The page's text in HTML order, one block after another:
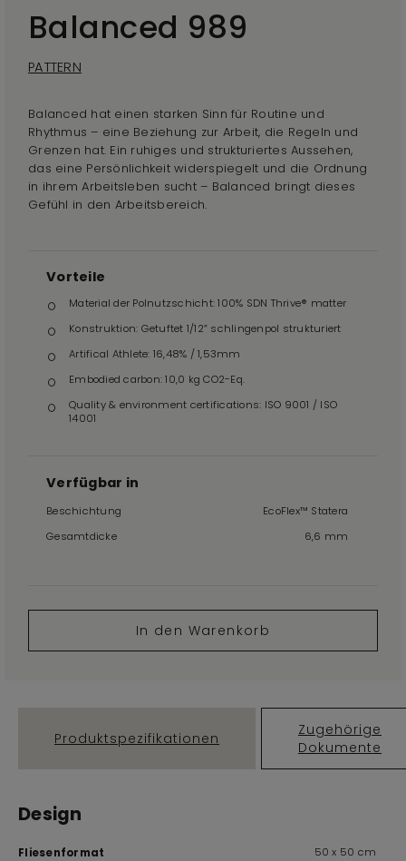
Balanced 989
PATTERN
Balanced hat einen starken Sinn für Routine und
Rhythmus – eine Beziehung zur Arbeit, die Regeln und
Grenzen hat. Ein ruhiges und strukturiertes Aussehen,
das eine Persönlichkeit widerspiegelt und die Ordnung
in ihrem Arbeitsleben sucht – Balanced bringt dieses
Gefühl in den Arbeitsbereich.
Vorteile
Material der Polnutzschicht: 100% SDN Thrive® matter
Konstruktion: Getuftet 1/12” schlingenpol strukturiert
Artifical Athlete: 16,48% / 1,53mm
Embodied carbon: 10,0 kg CO2-Eq.
Quality & environment certifications: ISO 9001 / ISO
14001
Verfügbar in
Beschichtung
EcoFlex™ Statera
Gesamtdicke
6,6 mm
In den Warenkorb
Produktspezifikationen
Zugehörige
Dokumente
Design
Fliesenformat 50 x 50 cm